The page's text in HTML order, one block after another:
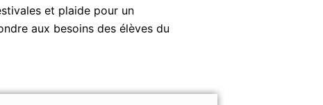
et plaide pour un
aux besoins des élèves du